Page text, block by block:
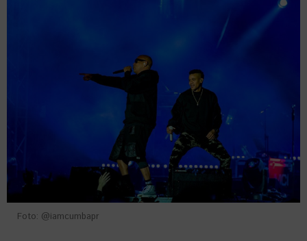
Foto: @iamcumbapr